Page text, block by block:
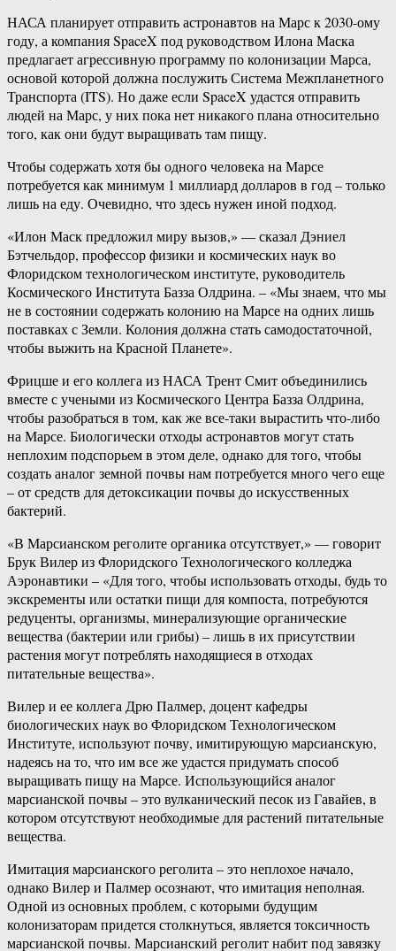
НАСА планирует отправить астронавтов на Марс к 2030-ому
году, а компания SpaceX под руководством Илона Маска
предлагает агрессивную программу по колонизации Марса,
основой которой должна послужить Система Межпланетного
Транспорта (ITS). Но даже если SpaceX удастся отправить
людей на Марс, у них пока нет никакого плана относительно
того, как они будут выращивать там пищу.
Чтобы содержать хотя бы одного человека на Марсе
потребуется как минимум 1 миллиард долларов в год – только
лишь на еду. Очевидно, что здесь нужен иной подход.
«Илон Маск предложил миру вызов,» — сказал Дэниел
Бэтчельдор, профессор физики и космических наук во
Флоридском технологическом институте, руководитель
Космического Института Базза Олдрина. – «Мы знаем, что мы
не в состоянии содержать колонию на Марсе на одних лишь
поставках с Земли. Колония должна стать самодостаточной,
чтобы выжить на Красной Планете».
Фрицше и его коллега из НАСА Трент Смит объединились
вместе с учеными из Космического Центра Базза Олдрина,
чтобы разобраться в том, как же все-таки вырастить что-либо
на Марсе. Биологически отходы астронавтов могут стать
неплохим подспорьем в этом деле, однако для того, чтобы
создать аналог земной почвы нам потребуется много чего еще
– от средств для детоксикации почвы до искусственных
бактерий.
«В Марсианском реголите органика отсутствует,» — говорит
Брук Вилер из Флоридского Технологического колледжа
Аэронавтики – «Для того, чтобы использовать отходы, будь то
экскременты или остатки пищи для компоста, потребуются
редуценты, организмы, минерализующие органические
вещества (бактерии или грибы) – лишь в их присутствии
растения могут потреблять находящиеся в отходах
питательные вещества».
Вилер и ее коллега Дрю Палмер, доцент кафедры
биологических наук во Флоридском Технологическом
Институте, используют почву, имитирующую марсианскую,
надеясь на то, что им все же удастся придумать способ
выращивать пищу на Марсе. Использующийся аналог
марсианской почвы – это вулканический песок из Гавайев, в
котором отсутствуют необходимые для растений питательные
вещества.
Имитация марсианского реголита – это неплохое начало,
однако Вилер и Палмер осознают, что имитация неполная.
Одной из основных проблем, с которыми будущим
колонизаторам придется столкнуться, является токсичность
марсианской почвы. Марсианский реголит набит под завязку